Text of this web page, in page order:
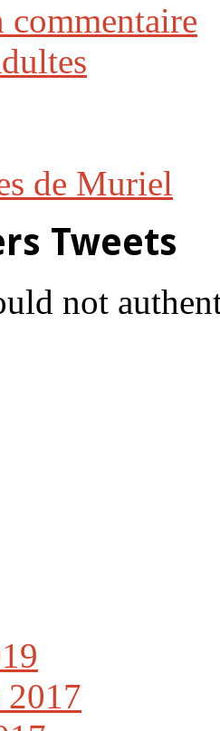
commentaire
de Muriel
Tweets
not
2017